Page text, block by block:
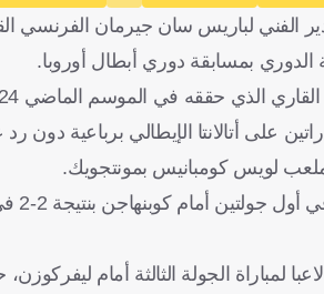
الفني لباريس سان جيرمان الفرنسي
بمسابقة دوري أبطال أوروبا.
في أول مباراتين على أتالانتا الإيطالي
اختار لويس إنريكي مدرب بي إس جي 21 لاعبا لمباراة